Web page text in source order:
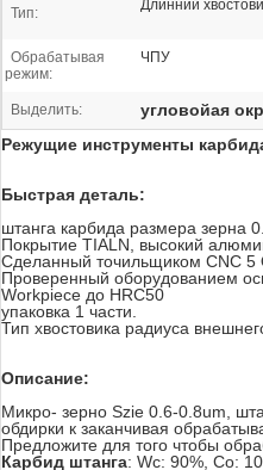
Тип: Длинний
Обрабатывая
режим:
ЧПУ
Выделить:
угловойая
Режущие инструменты
Быстрая деталь:
штанга карбида размера зерна
Покрытие TIALN, высокий
Сделанный точильщиком CNC
Проверенный оборудованием
Workpiece до HRC50
упаковка 1 части.
Тип хвостовика радиуса
Описание:
Микро- зерно Szie 0.6-0.8um,
обдирки к заканчивая
Предложите для того чтобы
Карбид штанга: Wc: 90%, Co: